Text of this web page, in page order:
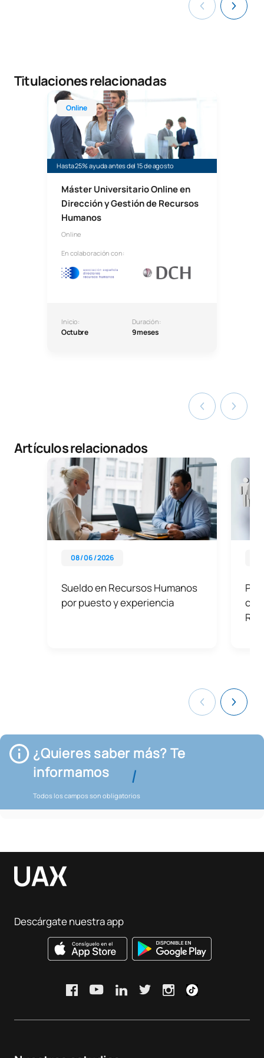
Titulaciones relacionadas
Online
Hasta 25% ayuda antes del 15 de agosto
Máster Universitario Online en
Dirección y Gestión de Recursos
Humanos
Online
En colaboración con:
Inicio:
Octubre
Duración:
9 meses
Máster Universitario Online en Dirección y
Artículos relacionados
08 / 06 / 2026
Sueldo en Recursos Humanos
por puesto y experiencia
¿Quieres saber más? Te
informamos
Todos los campos son obligatorios
Descárgate nuestra app